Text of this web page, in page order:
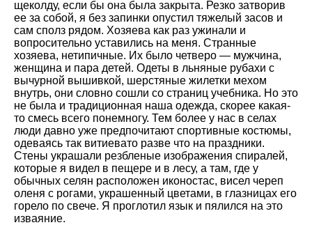
щеколду, если бы она была закрыта. Резко затворив
ее за собой, я без запинки опустил тяжелый засов и
сам сполз рядом. Хозяева как раз ужинали и
вопросительно уставились на меня. Странные
хозяева, нетипичные. Их было четверо — мужчина,
женщина и пара детей. Одеты в льняные рубахи с
вычурной вышивкой, шерстяные жилетки мехом
внутрь, они словно сошли со страниц учебника. Но это
не была и традиционная наша одежда, скорее какая-
то смесь всего понемногу. Тем более у нас в селах
люди давно уже предпочитают спортивные костюмы,
одеваясь так витиевато разве что на праздники.
Стены украшали резбленые изображения спиралей,
которые я видел в пещере и в лесу, а там, где у
обычных селян расположен иконостас, висел череп
оленя с рогами, украшенный цветами, в глазницах его
горело по свече. Я проглотил язык и пялился на это
изваяние.